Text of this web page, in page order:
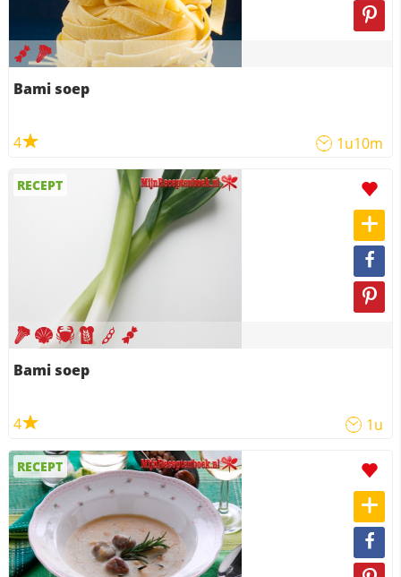
Bami soep
4 1u10m
RECEPT
Bami soep
4 1u
RECEPT